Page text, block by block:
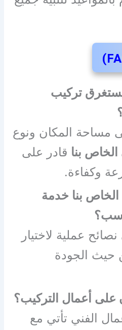
تركيب
مساحة المكان ونوع
الخاص بنا قادر على
وكفاءة.
بنا خدمة
عملية لاختيار
حيث الجودة
أعمال التركيب؟
الفني تأتي مع